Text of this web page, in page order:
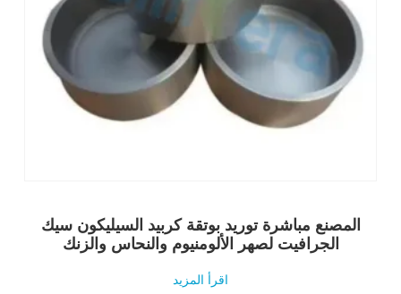
المصنع مباشرة توريد بوتقة كربيد السيليكون سيك
الجرافيت لصهر الألومنيوم والنحاس والزنك
اقرأ المزيد